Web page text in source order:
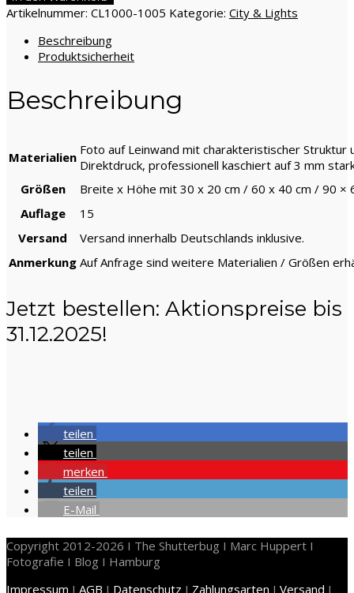
Lights,
Rain
Menge
Artikelnummer: CL1000-1005 Kategorie: City & Lights
Beschreibung
Produktsicherheit
Beschreibung
Materialien Foto auf Leinwand mit charakteristischer
Direktdruck, professionell kaschiert auf 3 mm
Größen
Breite x Höhe mit 30 x 20 cm / 60 x 40 cm / 90 ×
Auflage
15
Versand
Versand innerhalb Deutschlands inklusive.
Anmerkung Auf Anfrage sind weitere Materialien / Größen
Jetzt bestellen: Aktionspreise bis
31.12.2025!
teilen
teilen
merken
teilen
E-Mail
Copyright 2012-2026 I The Shutterbug I Marc Huppert I
Fotografie I Blog I Hamburg
Impressum I AGB I Datenschutz I Zahlungsarten I Versand I